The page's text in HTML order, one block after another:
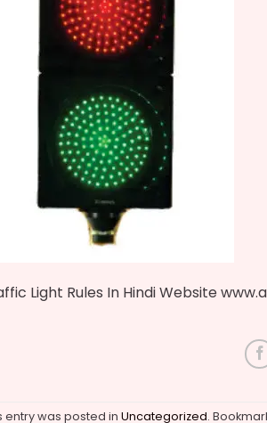
Light Rules In Hindi Website
entry was posted in Uncategorized.